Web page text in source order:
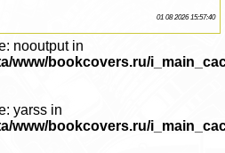
01 08 2026 15:57:40
nooutput in
www/bookcovers.ru/
yarss in
www/bookcovers.ru/